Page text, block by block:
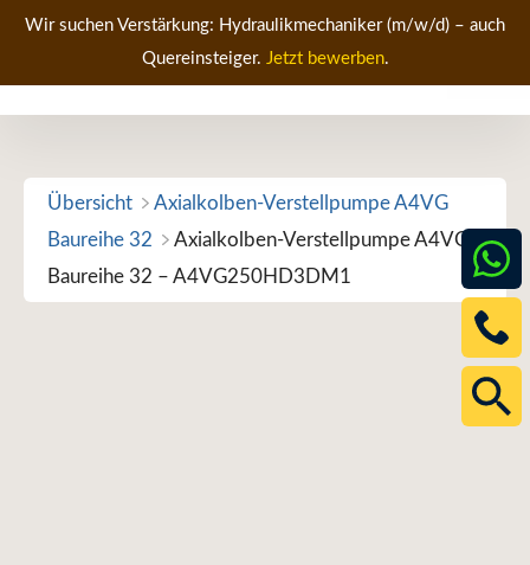
Zum
springen
Wir suchen Verstärkung: Hydraulikmechaniker (m/w/d) – auch
Quereinsteiger. Jetzt bewerben.
Übersicht
Axialkolben-Verstellpumpe A4VG
Baureihe 32
Axialkolben-Verstellpumpe A4VG
Baureihe 32 – A4VG250HD3DM1